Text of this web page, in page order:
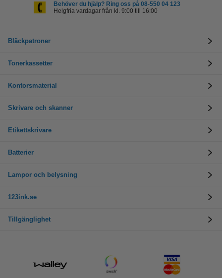
Behöver du hjälp? Ring oss på 08-550 04 123
Helgfria vardagar från kl. 9:00 till 16:00
Bläckpatroner
Tonerkassetter
Kontorsmaterial
Skrivare och skanner
Etikettskrivare
Batterier
Lampor och belysning
123ink.se
Tillgänglighet